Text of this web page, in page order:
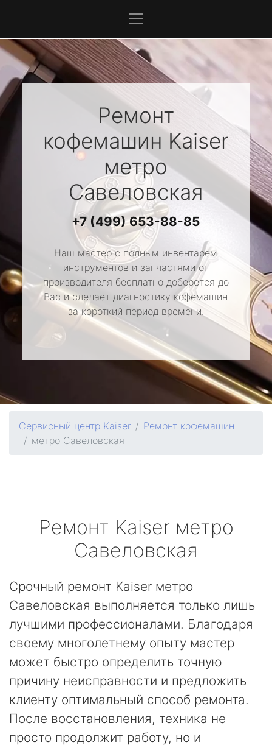
Ремонт
кофемашин Kaiser
метро
Савеловская
+7 (499) 653-88-85
Наш мастер с полным инвентарем
инструментов и запчастями от
производителя бесплатно доберется до
Вас и сделает диагностику кофемашин
за короткий период времени.
Сервисный центр Kaiser
Ремонт кофемашин
метро Савеловская
Ремонт Kaiser метро
Савеловская
Срочный ремонт Kaiser метро
Савеловская выполняется только лишь
лучшими профессионалами. Благодаря
своему многолетнему опыту мастер
может быстро определить точную
причину неисправности и предложить
клиенту оптимальный способ ремонта.
После восстановления, техника не
просто продолжит работу, но и